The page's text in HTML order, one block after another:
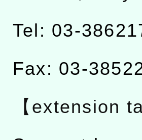
Tel: 03-
Fax: 03-
【extension